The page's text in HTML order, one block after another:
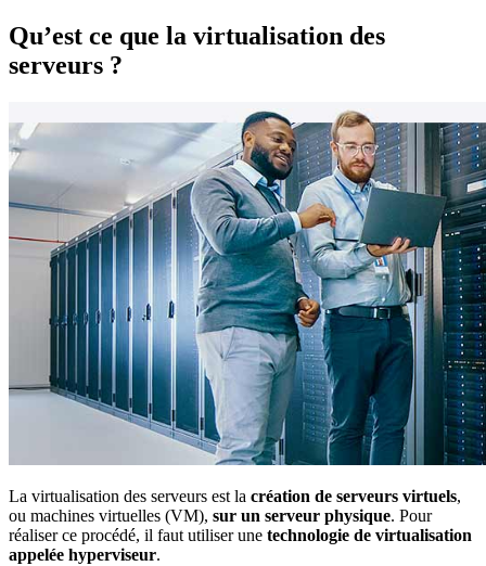
Qu’est ce que la virtualisation des
serveurs ?
La virtualisation des serveurs est la création de serveurs virtuels,
ou machines virtuelles (VM), sur un serveur physique. Pour
réaliser ce procédé, il faut utiliser une technologie de virtualisation
appelée hyperviseur.